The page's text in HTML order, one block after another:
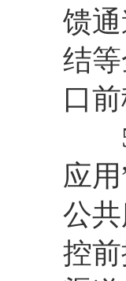
馈
结
口
5.
应
公
控